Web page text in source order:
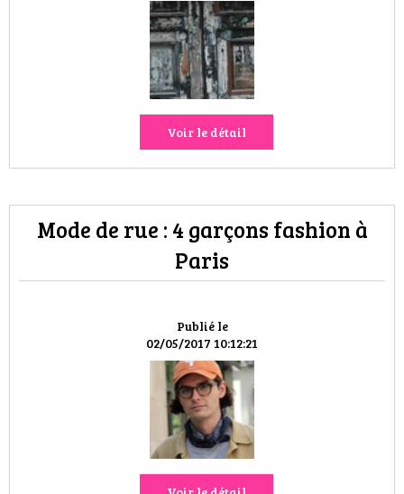
Voir le détail
Publié le
02/05/2017 10:12:21
Mode de rue : 4 garçons fashion à
Paris